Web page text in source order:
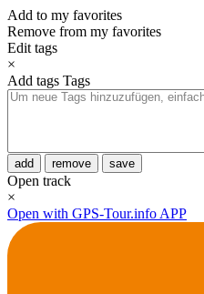
Add to my favorites
Remove from my favorites
Edit tags
×
Add tags Tags
add remove save
Open track
×
Open with GPS-Tour.info APP